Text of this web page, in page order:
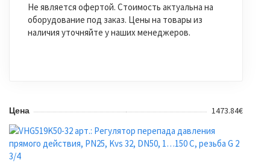
Не является офертой. Стоимость актуальна на
оборудование под заказ. Цены на товары из
наличия уточняйте у наших менеджеров.
Цена 1473.84€